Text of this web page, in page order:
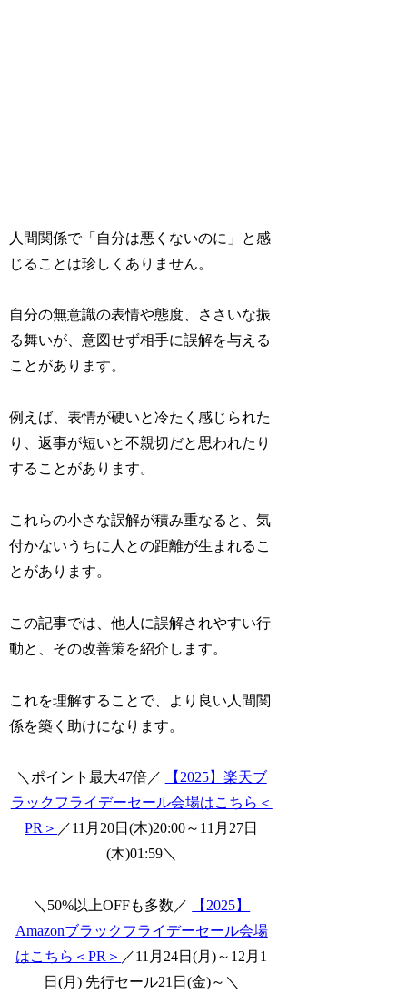
人間関係で「自分は悪くないのに」と感
じることは珍しくありません。
自分の無意識の表情や態度、ささいな振
る舞いが、意図せず相手に誤解を与える
ことがあります。
例えば、表情が硬いと冷たく感じられた
り、返事が短いと不親切だと思われたり
することがあります。
これらの小さな誤解が積み重なると、気
付かないうちに人との距離が生まれるこ
とがあります。
この記事では、他人に誤解されやすい行
動と、その改善策を紹介します。
これを理解することで、より良い人間関
係を築く助けになります。
＼ポイント最大47倍／
【2025】楽天ブ
ラックフライデーセール会場はこちら＜
PR＞ ／11月20日(木)20:00～11月27日
(木)01:59＼
＼50%以上OFFも多数／
【2025】
Amazonブラックフライデーセール会場
はこちら＜PR＞ ／11月24日(月)～12月1
日(月) 先行セール21日(金)～＼